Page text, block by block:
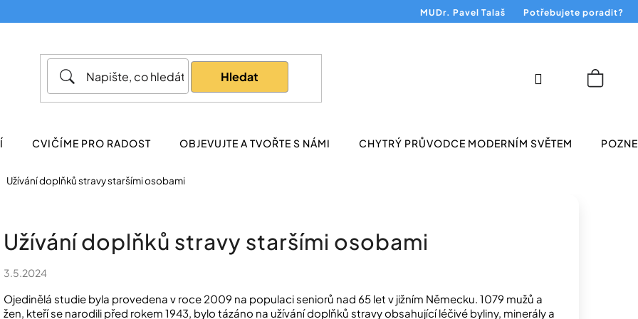
MUDr. Pavel Talaš Potřebujete poradit?
Hledat
CVIČÍME PRO RADOST OBJEVUJTE A TVOŘTE S NÁMI CHYTRÝ PRŮVODCE MODERNÍM SVĚTEM
Přihlášení
Užívání doplňků stravy staršími osobami
Užívání doplňků stravy staršími osobami
3.5.2024
Ojedinělá studie byla provedena v roce 2009 na populaci seniorů nad 65 let v jižním Německu. 1079 mužů a
žen, kteří se narodili před rokem 1943, bylo tázáno na užívání doplňků stravy obsahující léčivé byliny, minerály a
Co potřebujete najít?